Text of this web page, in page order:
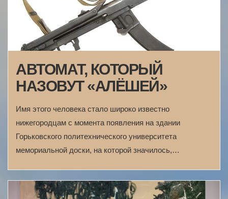
АВТОМАТ, КОТОРЫЙ
НАЗОВУТ «АЛЁШЕЙ»
Имя этого человека стало широко известно
нижегородцам с момента появления на здании
Горьковского политехнического университета
мемориальной доски, на которой значилось,…